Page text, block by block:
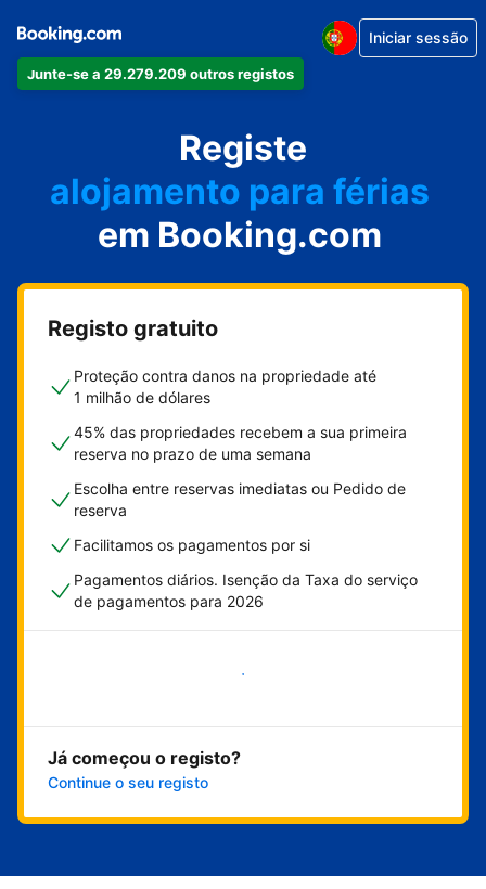
Junte-se a 29.279.209 outros registos
Iniciar sessão
Registe
o seu apartamento
o seu hotel
alojamento para férias
a sua villa
o seu hostel
em Booking.com
Registo gratuito
Proteção contra danos na propriedade até
1 milhão de dólares
45% das propriedades recebem a sua primeira
reserva no prazo de uma semana
Escolha entre reservas imediatas ou Pedido de
reserva
Facilitamos os pagamentos por si
Pagamentos diários. Isenção da Taxa do serviço
de pagamentos para 2026
Comece já
Já começou o registo?
Continue o seu registo